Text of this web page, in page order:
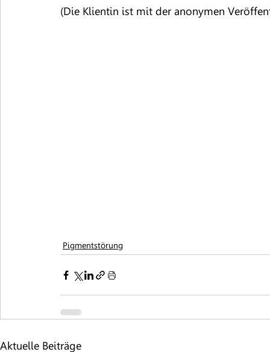
(Die Klientin ist mit der anonymen
Pigmentstörung
Aktuelle Beiträge